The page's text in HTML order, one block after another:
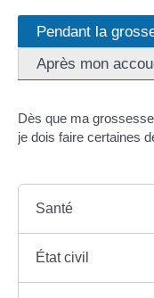
Pendant la
Après mon
Dès que ma
je dois faire certaines
Santé
État civil